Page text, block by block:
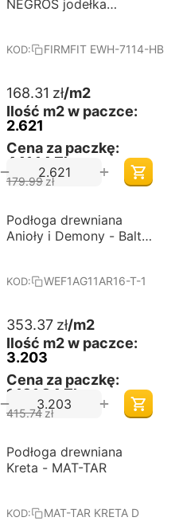
NEGROS jodełka
KOD: FIRMFIT EWH-7114-HB
168.31 zł/m2
Ilość m2 w paczce:
2.621
Cena za paczkę:
441,14 Zł
179.99 zł
+
−
-15%
Darmowa dostawa
od 60 m2
Podłoga drewniana
Anioły i Demony - Baltic
KOD: WEF1AG11AR16-T-1
353.37 zł/m2
Ilość m2 w paczce:
3.203
Cena za paczkę:
1,131,84 Zł
415.74 zł
+
−
Darmowa dostawa
od 60 m2
Podłoga drewniana
Kreta - MAT-TAR
KOD: MAT-TAR KRETA D